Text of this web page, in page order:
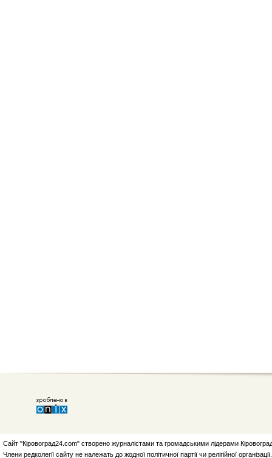
Сайт "Кіровоград24.com" створено журналістами та громадськими лідерами
Члени редколегії сайту не належать до жодної політичної партії чи релігійної